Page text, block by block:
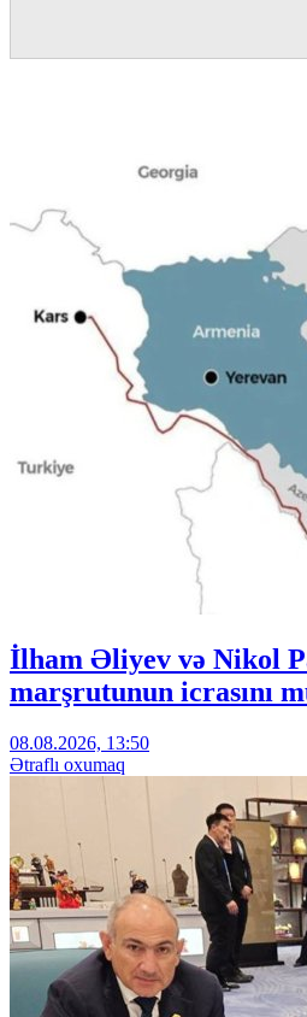
İlham Əliyev və Nikol
marşrutunun icrasını
08.08.2026, 13:50
Ətraflı oxumaq